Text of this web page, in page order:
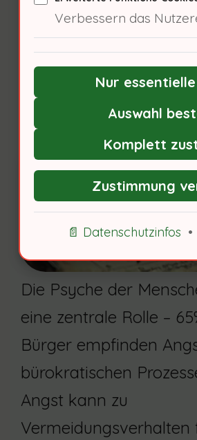
berücksichtigen?
Psychologische
Die Psyche der
eine zentrale Rolle –
Bürger empfinden
bürokratischen
Angst kann zu
Vermeidungsverhalten
Verbessern das
Nur
Auswahl
Komplett
Zustimmung
📄 Datenschutzinfos •